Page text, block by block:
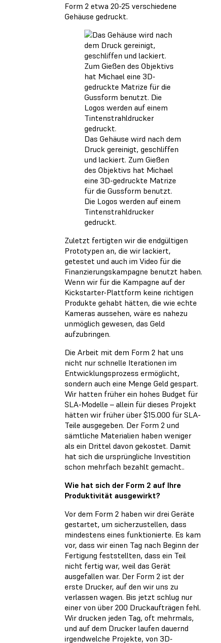
Form 2 etwa 20-25 verschiedene
Gehäuse gedruckt.
Das Gehäuse wird nach dem
Druck gereinigt, geschliffen
und lackiert. Zum Gießen
des Objektivs hat Michael
eine 3D-gedruckte Matrize
für die Gussform benutzt.
Die Logos werden auf einem
Tintenstrahldrucker
gedruckt.
Zuletzt fertigten wir die endgültigen
Prototypen an, die wir lackiert,
getestet und auch im Video für die
Finanzierungskampagne benutzt haben.
Wenn wir für die Kampagne auf der
Kickstarter-Plattform keine richtigen
Produkte gehabt hätten, die wie echte
Kameras aussehen, wäre es nahezu
unmöglich gewesen, das Geld
aufzubringen.
Die Arbeit mit dem Form 2 hat uns
nicht nur schnelle Iterationen im
Entwicklungsprozess ermöglicht,
sondern auch eine Menge Geld gespart.
Wir hatten früher ein hohes Budget für
SLA-Modelle – allein für dieses Projekt
hätten wir früher über $15.000 für SLA-
Teile ausgegeben. Der Form 2 und
sämtliche Materialien haben weniger
als ein Drittel davon gekostet. Damit
hat sich die ursprüngliche Investition
schon mehrfach bezahlt gemacht..
Wie hat sich der Form 2 auf Ihre
Produktivität ausgewirkt?
Vor dem Form 2 haben wir drei Geräte
gestartet, um sicherzustellen, dass
mindestens eines funktionierte. Es kam
vor, dass wir einen Tag nach Beginn der
Fertigung feststellten, dass ein Teil
nicht fertig war, weil das Gerät
ausgefallen war. Der Form 2 ist der
erste Drucker, auf den wir uns zu
verlassen wagen. Bis jetzt schlug nur
einer von über 200 Druckaufträgen fehl.
Wir drucken jeden Tag, oft mehrmals,
und auf dem Drucker laufen dauernd
irgendwelche Projekte, von 3D-